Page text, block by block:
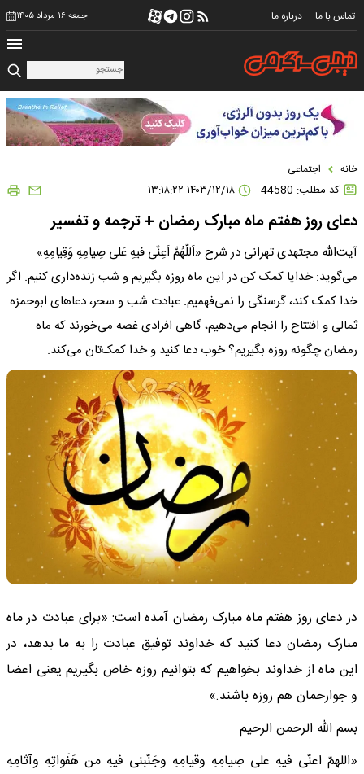
تماس با ما درباره ما جمعه ۱۶ مرداد ۱۴۰۵
خانه اجتماعی
کد مطلب: 44580
دعای روز هفتم ماه مبارک رمضان + ترجمه و تفسیر
آیت‌الله مجتهدی تهرانی در شرح «اَللّهُمَّ اَعِنّی فیهِ عَلی صِیامِهِ وَقِیامِهِ»
می‌گوید: خدایا کمک کن در این ماه روزه بگیریم و شب زنده‌داری کنیم. اگر
خدا کمک کند، گرسنگی را نمی‌فهمیم. عبادت شب و سحر، دعا‌های ابوحمزه
ثمالی و افتتاح را انجام می‌دهیم، گاهی افرادی غصه می‌خورند که ماه
رمضان چگونه روزه بگیریم؟ خوب دعا کنید و خدا کمک‌تان می‌کند.
در دعای روز هفتم ماه مبارک رمضان آمده است: «برای عبادت در ماه
مبارک رمضان دعا کنید که خداوند توفیق عبادت را به ما بدهد، در
این ماه از خداوند بخواهیم که بتوانیم روزه خاص بگیریم یعنی اعضا
و جوارحمان هم روزه باشند.»
بسم الله الرحمن الرحیم
«اللهمّ اعنّی فیهِ علی صِیامِهِ وقیامِهِ وجَنّبنی فیهِ من هَفَواتِهِ وآثامِهِ